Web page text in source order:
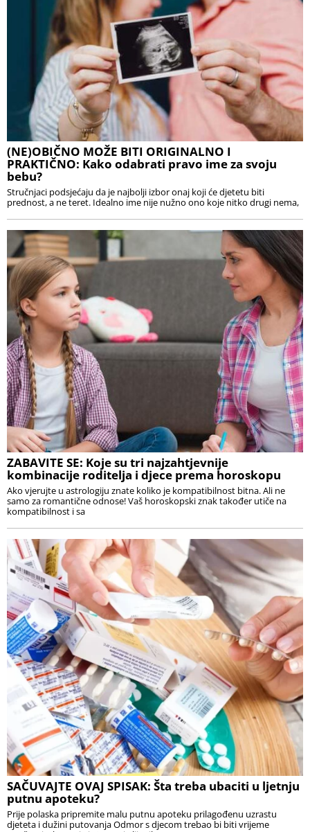
(NE)OBIČNO MOŽE BITI ORIGINALNO I
PRAKTIČNO: Kako odabrati pravo ime za svoju
bebu?
Stručnjaci podsjećaju da je najbolji izbor onaj koji će djetetu biti
prednost, a ne teret. Idealno ime nije nužno ono koje nitko drugi nema,
ZABAVITE SE: Koje su tri najzahtjevnije
kombinacije roditelja i djece prema horoskopu
Ako vjerujte u astrologiju znate koliko je kompatibilnost bitna. Ali ne
samo za romantične odnose! Vaš horoskopski znak također utiče na
kompatibilnost i sa
SAČUVAJTE OVAJ SPISAK: Šta treba ubaciti u ljetnju
putnu apoteku?
Prije polaska pripremite malu putnu apoteku prilagođenu uzrastu
djeteta i dužini putovanja Odmor s djecom trebao bi biti vrijeme